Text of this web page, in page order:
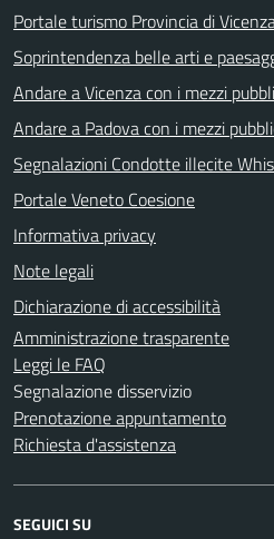
Portale turismo Provincia di
Soprintendenza belle arti e
Andare a Vicenza con i mezzi
Andare a Padova con i mezzi
Segnalazioni Condotte illecite
Portale Veneto Coesione
Informativa privacy
Note legali
Dichiarazione di accessibilità
Amministrazione trasparente
Leggi le FAQ
Segnalazione disservizio
Prenotazione appuntamento
Richiesta d'assistenza
SEGUICI SU